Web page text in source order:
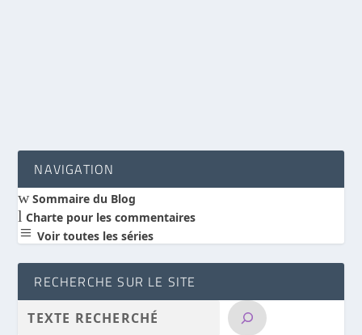
NAVIGATION
wSommaire du Blog
l Charte pour les commentaires
a Voir toutes les séries
RECHERCHE SUR LE SITE